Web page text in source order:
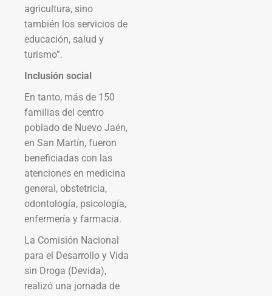
agricultura, sino
también los servicios de
educación, salud y
turismo”.
Inclusión social
En tanto, más de 150
familias del centro
poblado de Nuevo Jaén,
en San Martín, fueron
beneficiadas con las
atenciones en medicina
general, obstetricia,
odontología, psicología,
enfermería y farmacia.
La Comisión Nacional
para el Desarrollo y Vida
sin Droga (Devida),
realizó una jornada de